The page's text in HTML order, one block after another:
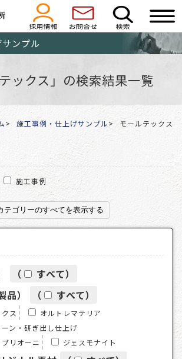
ンプル
テックス」の検索結果一覧
施工事例・仕上げサンプル モールテックス
施工事例
テゴリーのすべてを表示する
（ すべて）
）
（ すべて）
ス
オルトレマテリア
ン・研ぎ出し仕上げ
リオーニ
ジェスモナイト